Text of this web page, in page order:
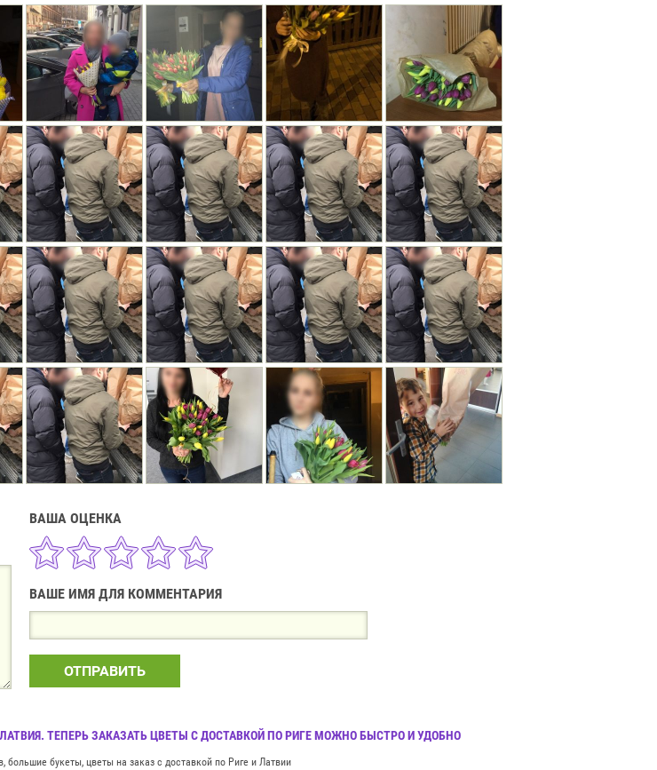
ТЕПЕРЬ ЗАКАЗАТЬ ЦВЕТЫ С ДОСТАВКОЙ ПО РИГЕ МОЖНО БЫСТРО И УДОБНО
букеты, цветы на заказ с доставкой по Риге и Латвии
ВАША ОЦЕНКА
ВАШЕ ИМЯ ДЛЯ КОММЕНТАРИЯ
ОТПРАВИТЬ